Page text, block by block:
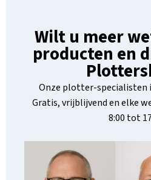
Wilt u meer
producten en
Onze plotter-specialisten
Gratis, vrijblijvend en elke
8:00 tot